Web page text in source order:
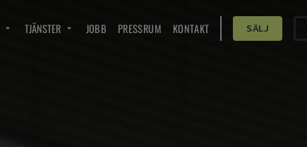
TJÄNSTER JOBB PRESSRUM KONTAKT SÄLJ